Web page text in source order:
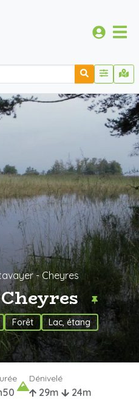
- Cheyres
Forêt
Lac, étang
Dénivelé
29m 24m